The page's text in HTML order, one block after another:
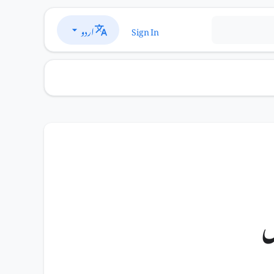
Sign In اردو